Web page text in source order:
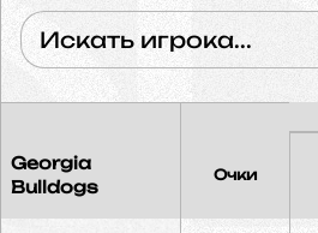
Georgia
Bulldogs
Очки